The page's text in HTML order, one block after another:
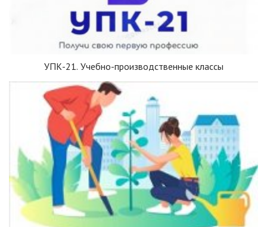
УПК-21. Учебно-производственные классы